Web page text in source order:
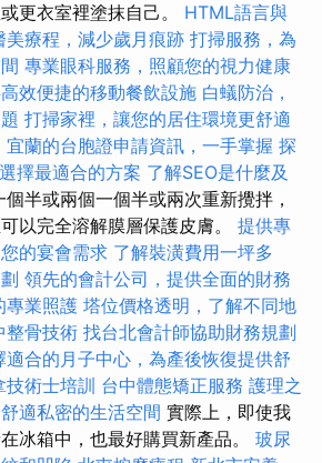
更衣室裡塗抹自己。 HTML語言與
美療程，減少歲月痕跡 打掃服務，為
專業眼科服務，照顧您的視力健康
效便捷的移動餐飲設施 白蟻防治，
打掃家裡，讓您的居住環境更舒適
宜蘭的台胞證申請資訊，一手掌握 探
擇最適合的方案 了解SEO是什麼及
半或兩個一個半或兩次重新攪拌，
以完全溶解膜層保護皮膚。 提供專
的宴會需求 了解裝潢費用一坪多
領先的會計公司，提供全面的財務
專業照護 塔位價格透明，了解不同地
整骨技術 找台北會計師協助財務規劃
適合的月子中心，為產後恢復提供舒
術士培訓 台中體態矯正服務 護理之
適私密的生活空間 實際上，即使我
冰箱中，也最好購買新產品。 玻尿